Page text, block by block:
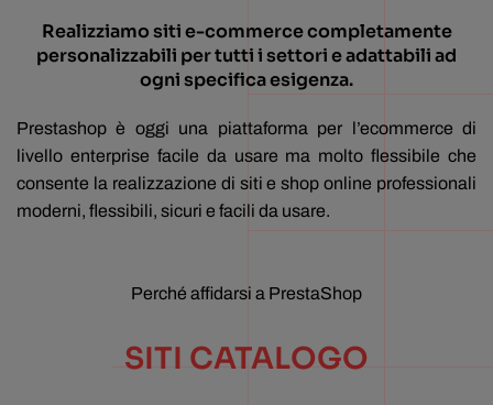
Realizziamo siti e-commerce completamente
personalizzabili per tutti i settori e adattabili ad
ogni specifica esigenza.
Prestashop è oggi una piattaforma per l’ecommerce di
livello enterprise facile da usare ma molto flessibile che
consente la realizzazione di siti e shop online professionali
moderni, flessibili, sicuri e facili da usare.
Perché affidarsi a PrestaShop
SITI CATALOGO